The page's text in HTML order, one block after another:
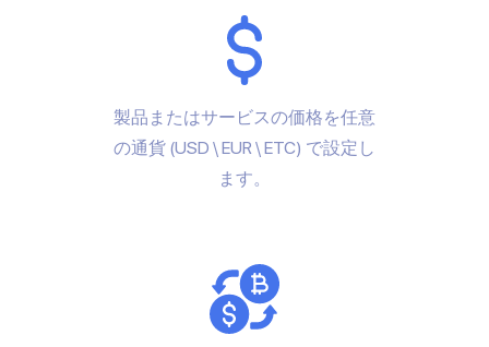
製品またはサービスの価格を任意
の通貨 (USD \ EUR \ ETC) で設定し
ます。